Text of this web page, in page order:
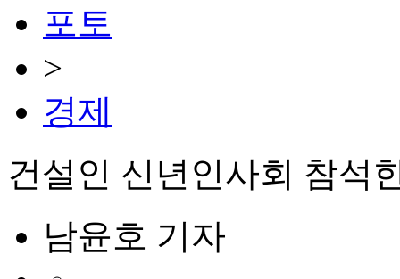
포토
>
경제
건설인 신년인사회 참석
남윤호 기자